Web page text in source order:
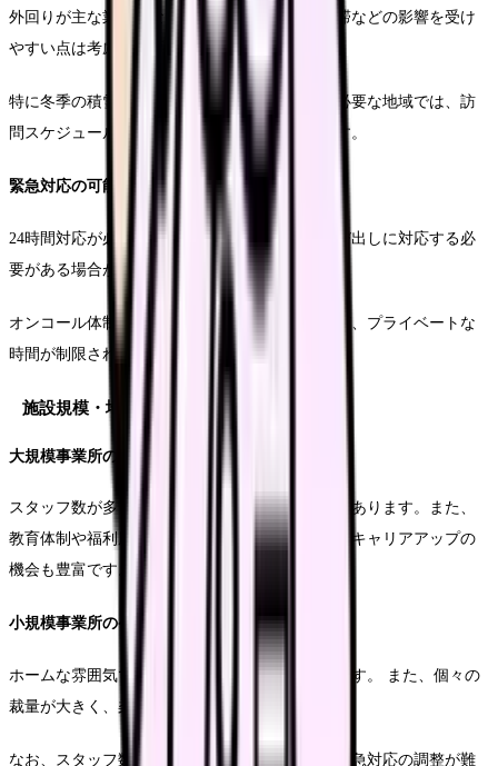
外回りが主な業務となるため、悪天候や交通渋滞などの影響を受け
やすい点は考慮が必要です。
特に冬季の積雪地域や、公共交通機関の利用が必要な地域では、訪
問スケジュールの調整に苦労することもあります。
緊急対応の可能性
24時間対応が必要な事業所も多く、突発的な呼び出しに対応する必
要がある場合があります。
オンコール体制での休暇や、休日の緊急訪問など、プライベートな
時間が制限される可能性もあります。
施設規模・地域による違い
大規模事業所のケース
スタッフ数が多く、シフト調整がしやすい傾向にあります。また、
教育体制や福利厚生が充実している場合が多く、キャリアアップの
機会も豊富です。
小規模事業所のケース
ホームな雰囲気で、意思決定が早い傾向にあります。 また、個々の
裁量が大きく、柔軟な対応が可能です。
なお、スタッフ数が限られているため、休暇や緊急対応の調整が難